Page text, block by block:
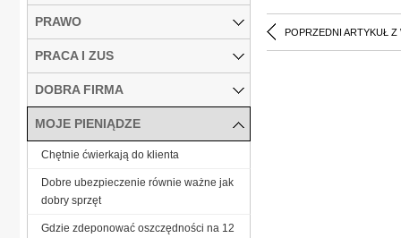
POPRZEDNI ARTYKUŁ Z
PRAWO
PRACA I ZUS
DOBRA FIRMA
MOJE PIENIĄDZE
Chętnie ćwierkają do klienta
Dobre ubezpieczenie równie ważne jak
dobry sprzęt
Gdzie zdeponować oszczędności na 12